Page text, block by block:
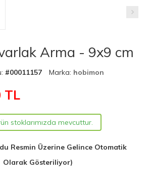
Arma - 9x9 cm
#00011157 Marka: hobimon
TL
stoklarımızda mevcuttur.
Resmin Üzerine Gelince Otomatik
Olarak Gösteriliyor)